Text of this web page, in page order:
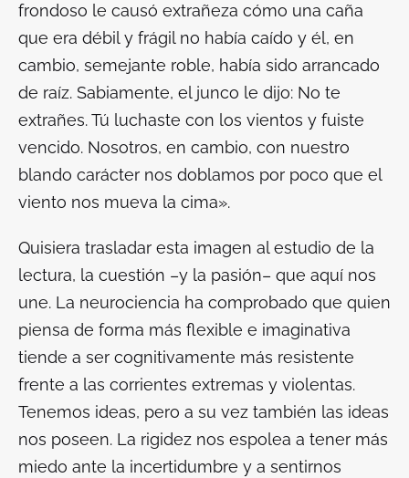
frondoso le causó extrañeza cómo una caña
que era débil y frágil no había caído y él, en
cambio, semejante roble, había sido arrancado
de raíz. Sabiamente, el junco le dijo: No te
extrañes. Tú luchaste con los vientos y fuiste
vencido. Nosotros, en cambio, con nuestro
blando carácter nos doblamos por poco que el
viento nos mueva la cima».
Quisiera trasladar esta imagen al estudio de la
lectura, la cuestión –y la pasión– que aquí nos
une. La neurociencia ha comprobado que quien
piensa de forma más flexible e imaginativa
tiende a ser cognitivamente más resistente
frente a las corrientes extremas y violentas.
Tenemos ideas, pero a su vez también las ideas
nos poseen. La rigidez nos espolea a tener más
miedo ante la incertidumbre y a sentirnos